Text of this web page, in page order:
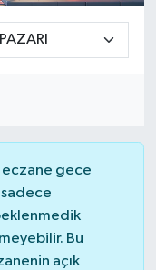
eczane gece
sadece
Bu
açık